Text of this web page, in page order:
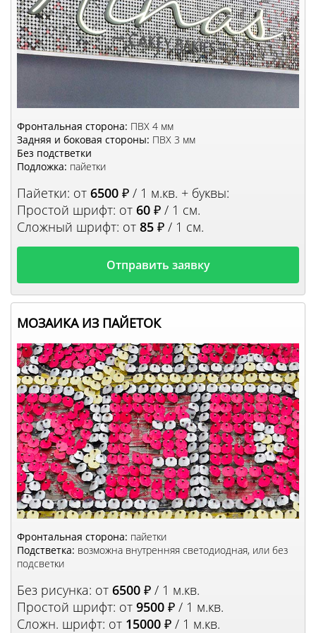
Фронтальная сторона: ПВХ 4 мм
Задняя и боковая стороны: ПВХ 3 мм
Без подстветки
Подложка: пайетки
Пайетки: от 6500 ₽ / 1 м.кв. + буквы:
Простой шрифт: от 60 ₽ / 1 см.
Сложный шрифт: от 85 ₽ / 1 см.
Отправить заявку
МОЗАИКА ИЗ ПАЙЕТОК
Фронтальная сторона: пайетки
Подстветка: возможна внутренняя светодиодная, или без
подсветки
Без рисунка: от 6500 ₽ / 1 м.кв.
Простой шрифт: от 9500 ₽ / 1 м.кв.
Сложн. шрифт: от 15000 ₽ / 1 м.кв.